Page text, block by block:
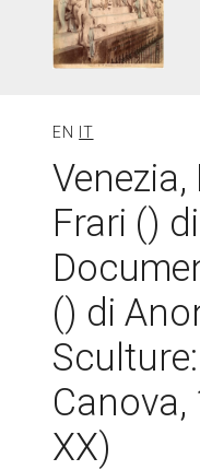
EN IT
Frari ()
() di
XX)